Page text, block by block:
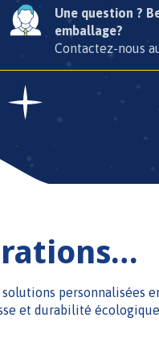
Une question ?
emballage?
Contactez-nous
personnalisées
et durabilité